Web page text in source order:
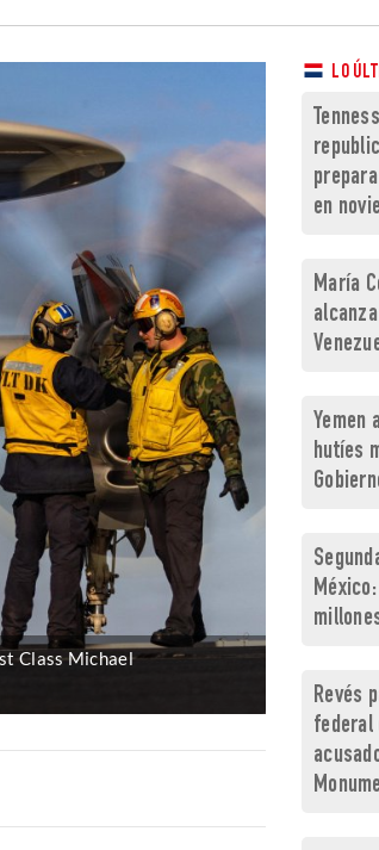
Class Michael
LO
en
María
Yemen
hutíes
Revés
federal